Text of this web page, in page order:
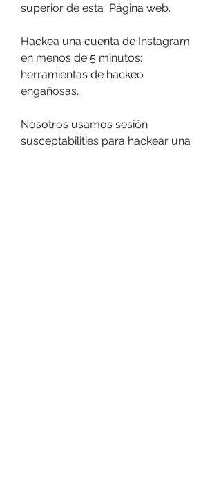
superior de esta  Página web.
Hackea una cuenta de Instagram
en menos de 5 minutos:
herramientas de hackeo
engañosas.
Nosotros usamos sesión
susceptabilities para hackear una